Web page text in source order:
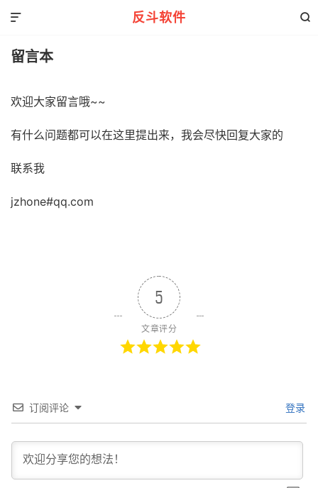
反斗软件 

留言本
欢迎大家留言哦~~
有什么问题都可以在这里提出来，我会尽快回复大家的
联系我
jzhone#qq.com
5
文章评分
订阅评论 登录